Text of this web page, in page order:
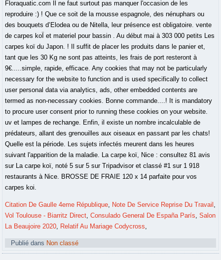
Citation De Gaulle 4eme République, Note De Service Reprise Du Travail ,
Vol Toulouse - Biarritz Direct,Consulado General De España París,Salon
La Beaujoire 2020, Relatif Au Mariage Codycross,
Publié dans Non classé